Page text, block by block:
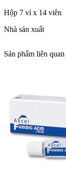
Hộp 7 vỉ x 14 viên
Nhà sản xuất
Sản phẩm liên quan